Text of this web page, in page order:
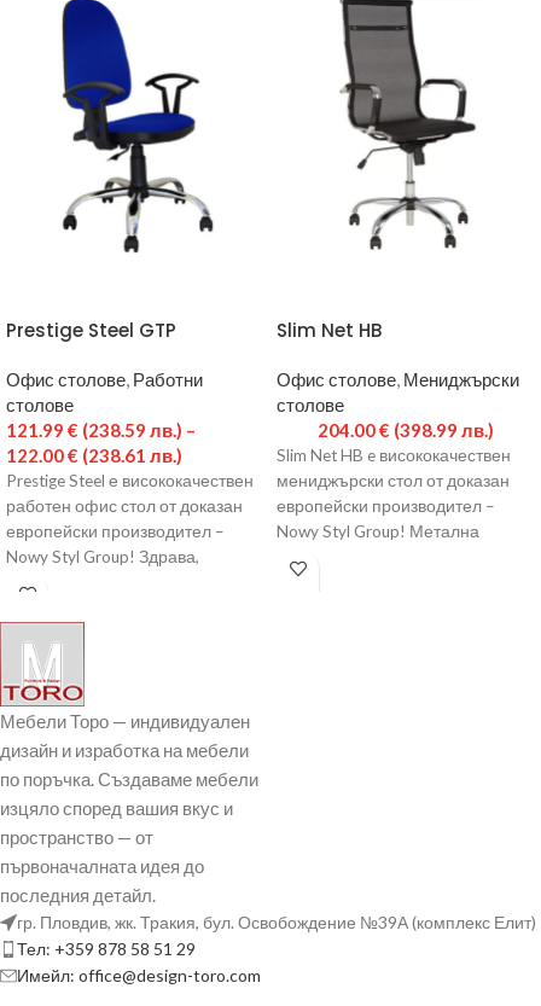
Prestige Steel GTP
Офис столове, Работни
столове
121.99 € (238.59 лв.) –
122.00€ (238.61 лв.)
Prestige Steel е висококачествен
работен офис стол от доказан
европейски производител –
Nowy Styl Group! Здрава,
метална основа, с хромирано
Slim Net HB
Офис столове, Мениджърски
столове
204.00€ (398.99 лв.)
Slim Net HB e висококачествен
мениджърски стол от доказан
европейски производител –
Nowy Styl Group! Метална
основа с хромирано покритие.
Мебели Торо — индивидуален
дизайн и изработка на мебели
по поръчка. Създаваме мебели
изцяло според вашия вкус и
пространство — от
първоначалната идея до
последния детайл.
гр. Пловдив, жк. Тракия, бул. Освобождение №39А (комплекс Елит)
Тел: +359 878 58 51 29
Имейл: office@design-toro.com